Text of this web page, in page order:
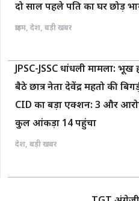
दो साल पहले पति का घर छोड़
क्राइम, देश, बड़ी खबर
JPSC-JSSC धांधली मामला: भूख
बैठे छात्र नेता देवेंद्र महतो की
CID का बड़ा एक्शन: 3 और
कुल आंकड़ा 14 पहुंचा
देश, बड़ी खबर